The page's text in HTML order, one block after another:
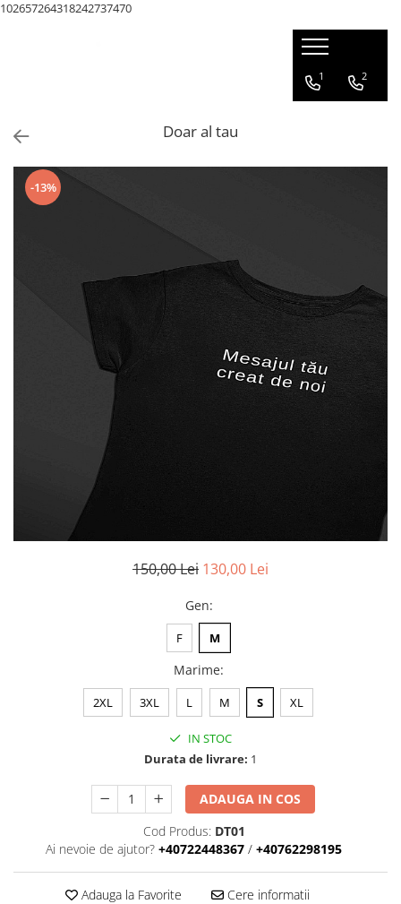
102657264318242737470
1 2
Doar al tau
-13%
150,00 Lei 130,00 Lei
Gen:
F M
Marime:
2XL 3XL L M S XL
IN STOC
Durata de livrare: 1
ADAUGA IN COS
Cod Produs: DT01
Ai nevoie de ajutor? +40722448367 / +40762298195
Adauga la Favorite Cere informatii